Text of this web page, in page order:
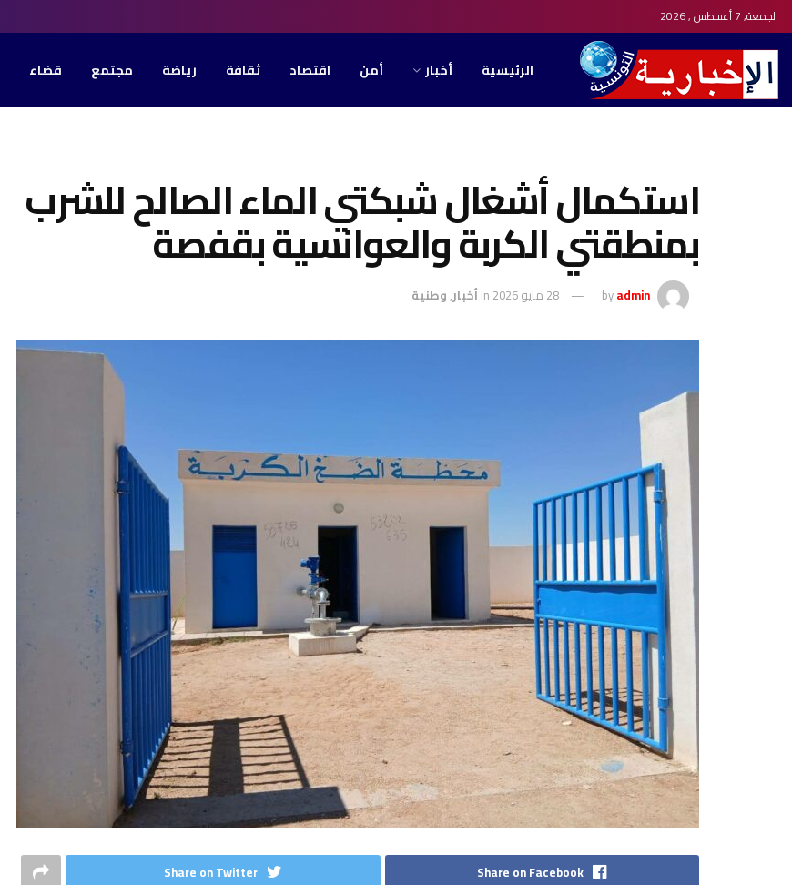
الجمعة, 7 أغسطس , 2026
الرئيسية أخبار أمن اقتصاد ثقافة رياضة مجتمع قضاء
استكمال أشغال شبكتي الماء الصالح للشرب
بمنطقتي الكربة والعوانسية بقفصة
byadmin 28 مايو 2026 inأخبار,وطنية
Share on Facebook
Share on Twitter